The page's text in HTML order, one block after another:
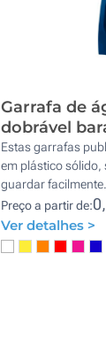
Garrafa de
dobrável
Estas garrafas
em plástico sólido,
guardar
Preço a partir de:
Ver detalhes >